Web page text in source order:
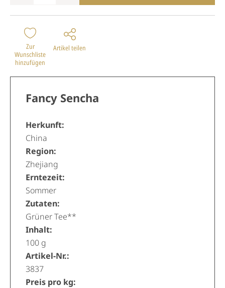
Zur
Wunschliste
hinzufügen
Artikel teilen
Fancy Sencha
Herkunft:
China
Region:
Zhejiang
Erntezeit:
Sommer
Zutaten:
Grüner Tee**
Inhalt:
100 g
Artikel-Nr.:
3837
Preis pro kg: